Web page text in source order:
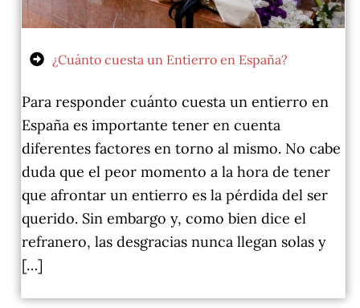
¿Cuánto cuesta un Entierro en España?
Para responder cuánto cuesta un entierro en
España es importante tener en cuenta
diferentes factores en torno al mismo. No cabe
duda que el peor momento a la hora de tener
que afrontar un entierro es la pérdida del ser
querido. Sin embargo y, como bien dice el
refranero, las desgracias nunca llegan solas y
[…]